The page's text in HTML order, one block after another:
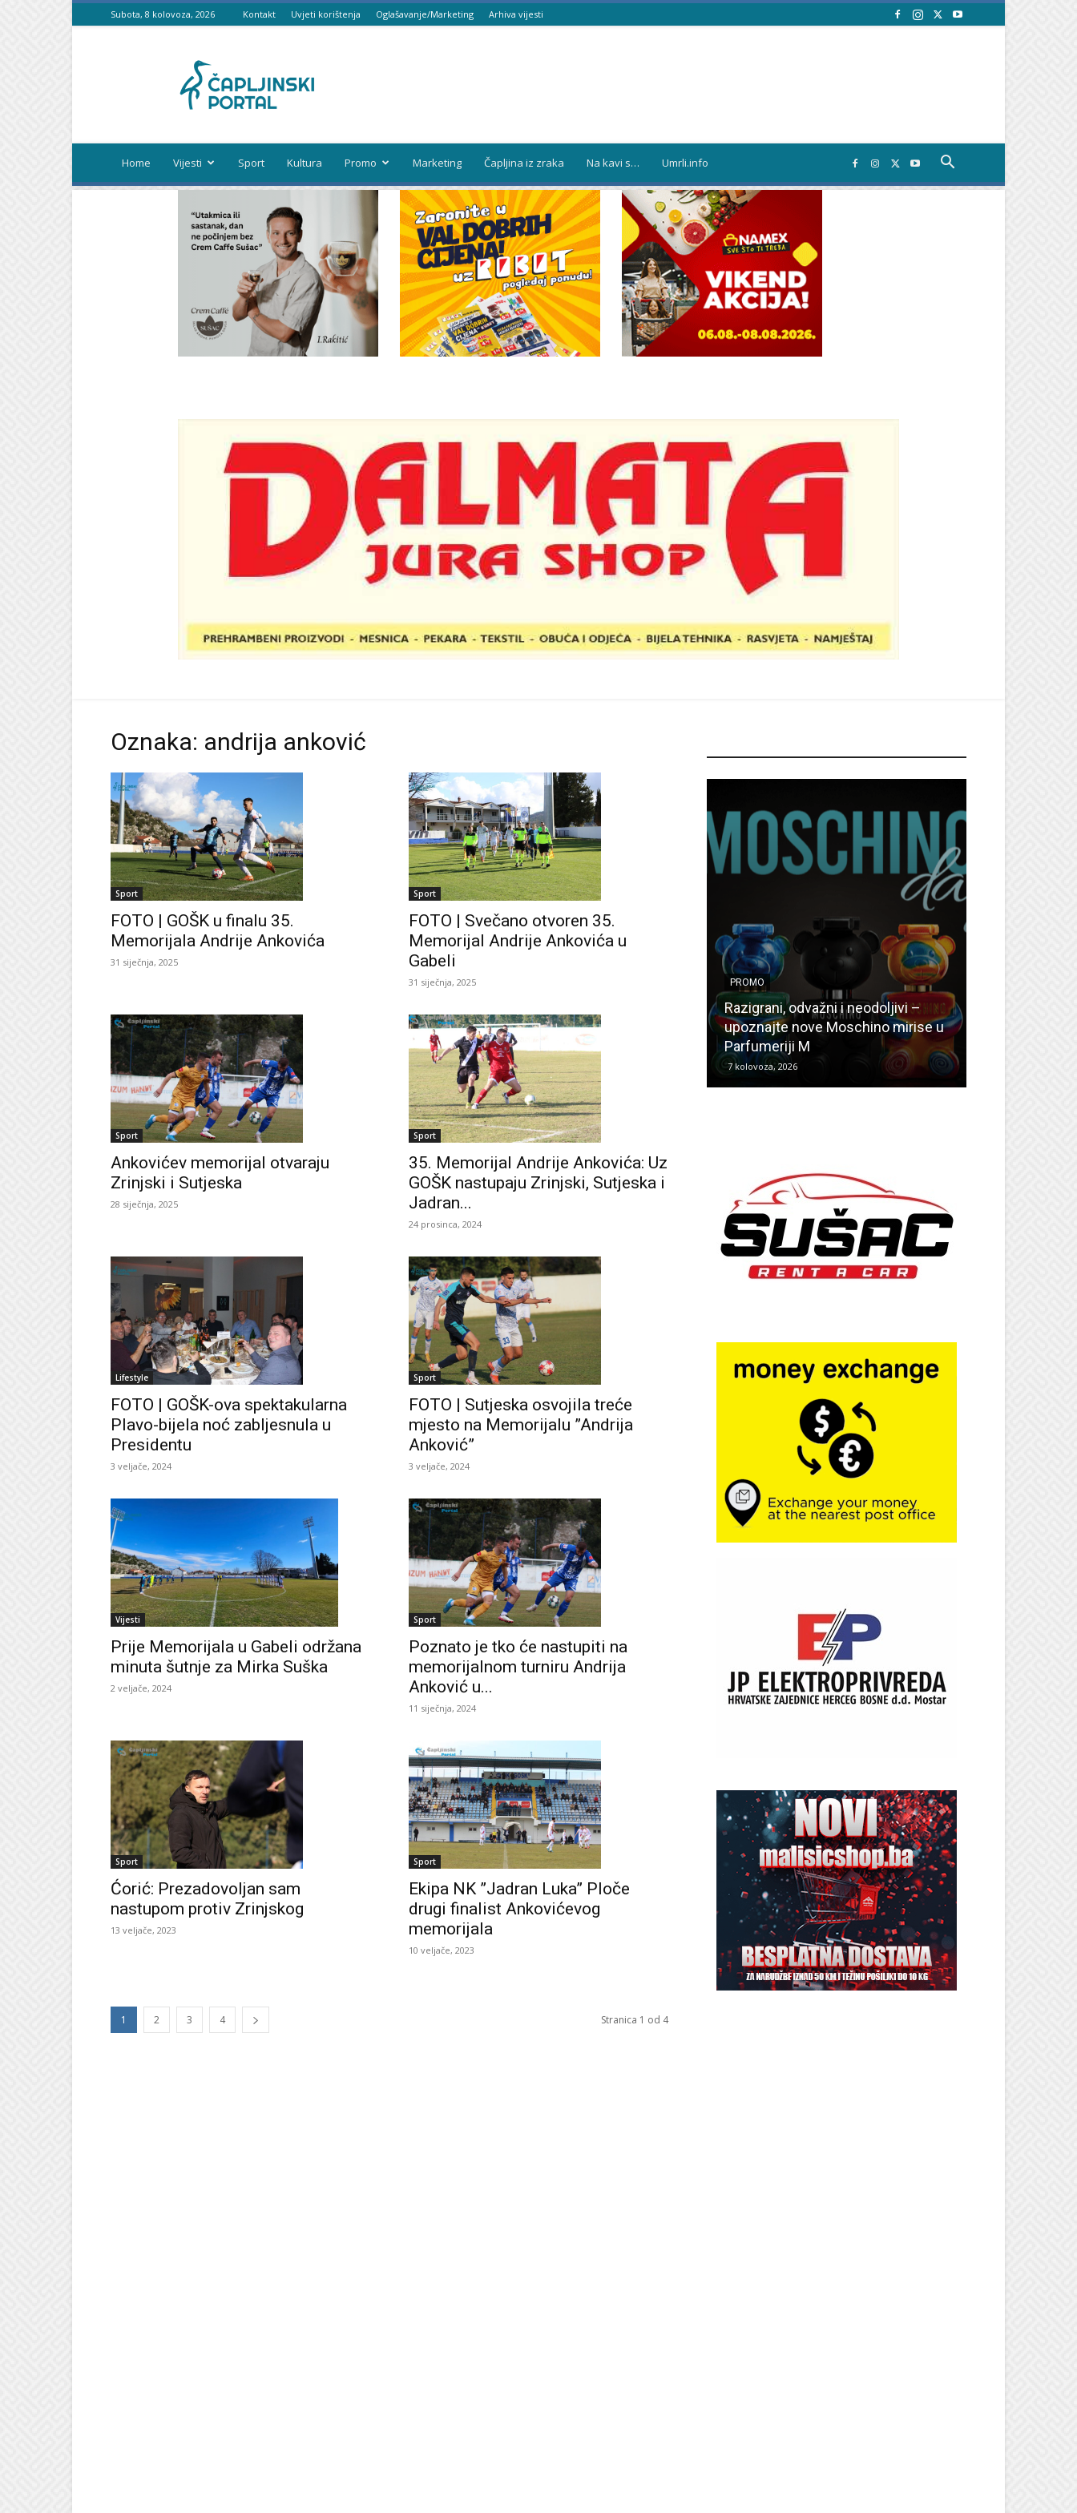
Subota, 8 kolovoza, 2026 Kontakt Uvjeti korištenja Oglašavanje/Marketing Arhiva vijesti
portal
Home Vijesti Sport Kultura Promo Marketing Čapljina iz zraka Na kavi s… Umrli.info
Oznaka: andrija anković
Sport
FOTO | GOŠK u finalu 35.
Memorijala Andrije Ankovića
31 siječnja, 2025
Sport
FOTO | Svečano otvoren 35.
Memorijal Andrije Ankovića u
Gabeli
31 siječnja, 2025
Sport
Ankovićev memorijal otvaraju
Zrinjski i Sutjeska
28 siječnja, 2025
Sport
35. Memorijal Andrije Ankovića: Uz
GOŠK nastupaju Zrinjski, Sutjeska i
Jadran...
24 prosinca, 2024
Lifestyle
FOTO | GOŠK-ova spektakularna
Plavo-bijela noć zabljesnula u
Presidentu
3 veljače, 2024
Sport
FOTO | Sutjeska osvojila treće
mjesto na Memorijalu ”Andrija
Anković”
3 veljače, 2024
Vijesti
Prije Memorijala u Gabeli održana
minuta šutnje za Mirka Suška
2 veljače, 2024
Sport
Poznato je tko će nastupiti na
memorijalnom turniru Andrija
Anković u...
11 siječnja, 2024
Sport
Ćorić: Prezadovoljan sam
nastupom protiv Zrinjskog
13 veljače, 2023
Sport
Ekipa NK ”Jadran Luka” Ploče
drugi finalist Ankovićevog
memorijala
10 veljače, 2023
1 2 3 4 Stranica 1 od 4
PROMO
Razigrani, odvažni i neodoljivi –
upoznajte nove Moschino mirise u
Parfumeriji M
7 kolovoza, 2026